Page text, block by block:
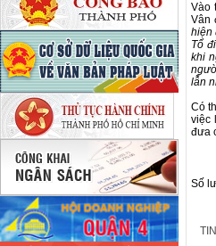
Vào
Vân
hiện
Tổ
khi
lẫn
Có
việc
đưa
Số